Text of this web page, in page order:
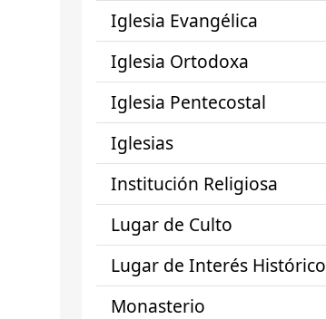
Iglesia Evangélica
Iglesia Ortodoxa
Iglesia Pentecostal
Iglesias
Institución Religiosa
Lugar de Culto
Lugar de Interés Histórico
Monasterio